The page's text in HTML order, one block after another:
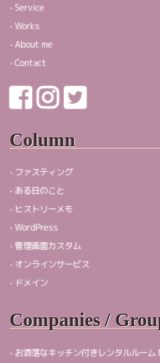
Service
Works
About me
Contact
Column
ファスティング
ある日のこと
ヒストリーメモ
WordPress
管理画面カスタム
オンラインサービス
ドメイン
Companies /
お洒落なキッチン付きレンタルルーム